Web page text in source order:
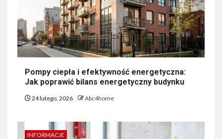
Pompy ciepła i efektywność energetyczna:
Jak poprawić bilans energetyczny budynku
24 lutego, 2026 Abc4home
INFORMACJE